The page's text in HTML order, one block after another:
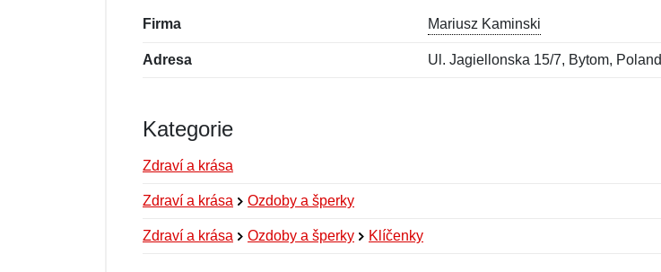
Firma Mariusz Kaminski
Adresa Ul. Jagiellonska 15/7, Bytom, Poland
Kategorie
Zdraví a krása
Zdraví a krása Ozdoby a šperky
Zdraví a krása Ozdoby a šperky Klíčenky